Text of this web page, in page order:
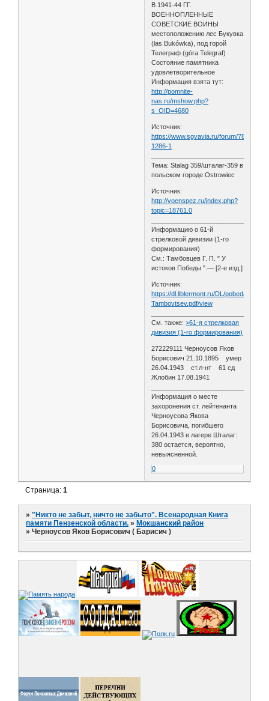
В 1941-44 ГГ.
ВОЕННОПЛЕННЫЕ
СОВЕТСКИЕ ВОИНЫ
местоположению лес Букувка
(las Bukówka), под горой
Телеграф (góra Telegraf)
Состояние памятника
удовлетворительное
Информация взята тут:
http://pomnite-
nas.ru/mshow.php?
s_OID=4680
Источник:
https://www.sgvavia.ru/forum/78-
1286-1
Тема: Stalag 359/шталаг-359 в
польском городе Ostrowiec
Источник:
http://voenspez.ru/index.php?
topic=18761.0
Информацию о 61-й
стрелковой дивизии (1-го
формирования)
См.: Тамбовцев Г. П. " У
истоков Победы ".— [2-е изд.]
Источник:
https://dl.liblermont.ru/DL/pobeda
Tambovtsev.pdf/view
См. также:>61-я стрелковая
дивизия (1-го формирования)
272229111 Черноусов Яков
Борисович 21.10.1895 умер
26.04.1943 ст.л-нт 61 сд
Жлобин 17.08.1941
Информация о месте
захоронения ст. лейтенанта
Черноусова Якова
Борисовича, погибшего
26.04.1943 в лагере Шталаг:
380 остается, вероятно,
невыясненной.
0
Страница:1
»"Никто не забыт, ничто не забыто". Всенародная Книга
памяти Пензенской области. » Мокшанский район
»Черноусов Яков Борисович ( Барисич )